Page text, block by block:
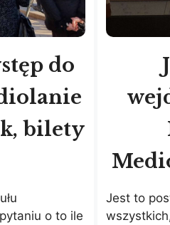
do
bilety
o to ile
Jest to